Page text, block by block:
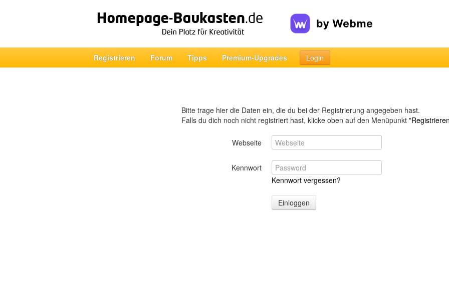
Registrieren Forum Tipps Premium-Upgrades Login
Bitte trage hier die Daten ein, die du bei der Registrierung angegeben hast.
Falls du dich noch nicht registriert hast, klicke oben auf den Menüpunkt "
Webseite
Kennwort
Kennwort vergessen?
Einloggen